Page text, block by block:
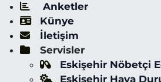
Anketler
Künye
İletişim
Servisler
Eskişehir Nöbetçi
Eskişehir Hava